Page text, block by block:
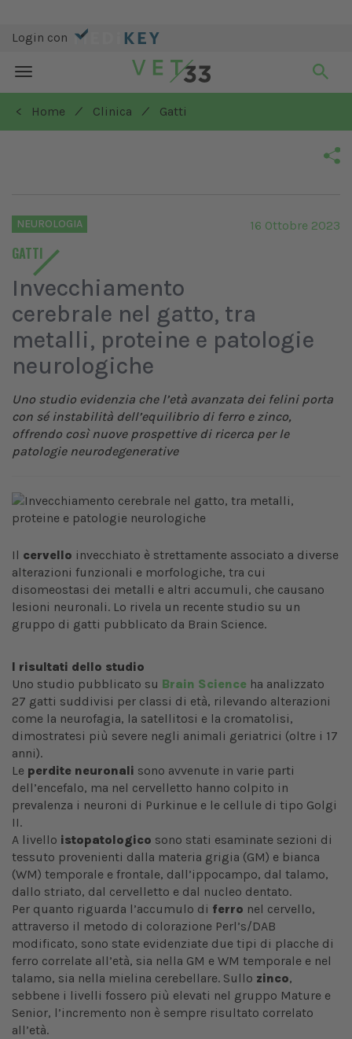
Login con
Toggle
navigation
< Home
/ Clinica / Gatti
NEUROLOGIA
GATTI
16 Ottobre 2023
Invecchiamento
cerebrale nel gatto, tra
metalli, proteine e patologie
neurologiche
Uno studio evidenzia che l’età avanzata dei felini porta
con sé instabilità dell’equilibrio di ferro e zinco,
offrendo così nuove prospettive di ricerca per le
patologie neurodegenerative
Il cervello invecchiato è strettamente associato a diverse
alterazioni funzionali e morfologiche, tra cui
disomeostasi dei metalli e altri accumuli, che causano
lesioni neuronali. Lo rivela un recente studio su un
gruppo di gatti pubblicato da Brain Science.
I risultati dello studio
Uno studio pubblicato su Brain Science ha analizzato
27 gatti suddivisi per classi di età, rilevando alterazioni
come la neurofagia, la satellitosi e la cromatolisi,
dimostratesi più severe negli animali geriatrici (oltre i 17
anni).
Le perdite neuronali sono avvenute in varie parti
dell’encefalo, ma nel cervelletto hanno colpito in
prevalenza i neuroni di Purkinue e le cellule di tipo Golgi
II.
A livello istopatologico sono stati esaminate sezioni di
tessuto provenienti dalla materia grigia (GM) e bianca
(WM) temporale e frontale, dall’ippocampo, dal talamo,
dallo striato, dal cervelletto e dal nucleo dentato.
Per quanto riguarda l’accumulo di ferro nel cervello,
attraverso il metodo di colorazione Perl’s/DAB
modificato, sono state evidenziate due tipi di placche di
ferro correlate all’età, sia nella GM e WM temporale e nel
talamo, sia nella mielina cerebellare. Sullo zinco,
sebbene i livelli fossero più elevati nel gruppo Mature e
Senior, l’incremento non è sempre risultato correlato
all’età.